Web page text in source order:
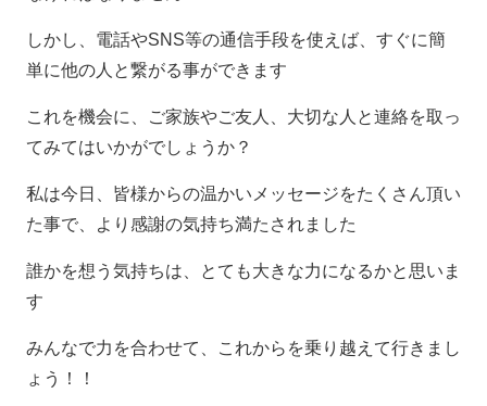
しかし、電話やSNS等の通信手段を使えば、すぐに簡
単に他の人と繋がる事ができます
これを機会に、ご家族やご友人、大切な人と連絡を取っ
てみてはいかがでしょうか？
私は今日、皆様からの温かいメッセージをたくさん頂い
た事で、より感謝の気持ち満たされました
誰かを想う気持ちは、とても大きな力になるかと思いま
す
みんなで力を合わせて、これからを乗り越えて行きまし
ょう！！